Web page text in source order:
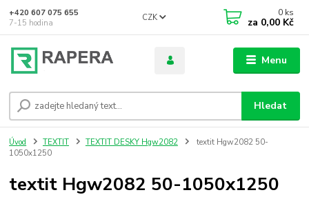
Menu
CZK
Hledat
+420 607 075 655
7-15 hodina
0 ks
za 0,00 Kč
Úvod TEXTIT TEXTIT DESKY Hgw2082
textit Hgw2082 50-
1050x1250
textit Hgw2082 50-1050x1250